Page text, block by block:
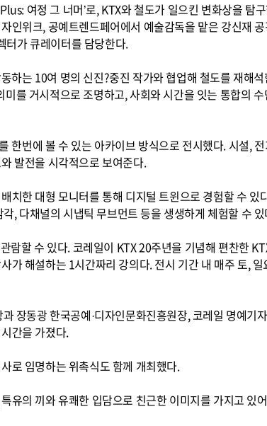
여정 그 너머’로, KTX와 철도가 일으킨 변화상을 탐
인위크, 공예트렌드페어에서 예술감독을 맡은 강신재
터가 큐레이터를 담당한다.
하는 10여 명의 신진?중진 작가와 협업해 철도를 재해
를 거시적으로 조명하고, 사회와 시간을 잇는 통합의
한번에 볼 수 있는 아카이브 방식으로 전시했다. 시설,
발전을 시각적으로 보여준다.
치한 대형 모니터를 통해 디지털 트윈으로 경험할 수 있
, 다채널의 시냅틱 무브먼트 등을 생생하게 체험할 수
람할 수 있다. 코레일이 KTX 20주년을 기념해 편찬한
가 해설하는 1시간짜리 강의다. 전시 기간 내 매주 토,
장동광 한국공예·디자인문화진흥원장, 코레일 명예기
간을 가졌다.
로 임명하는 위촉식도 함께 개최했다.
유의 끼와 유쾌한 입담으로 친근한 이미지를 가지고 있